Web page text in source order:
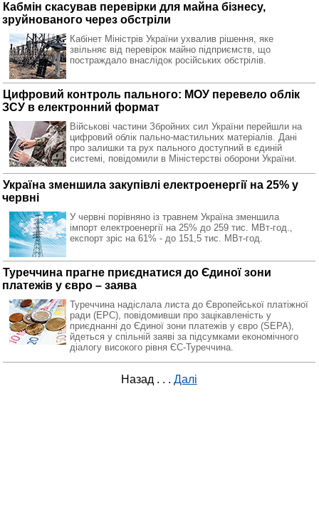
Кабмін скасував перевірки для майна бізнесу,
зруйнованого через обстріли
Кабінет Міністрів України ухвалив рішення, яке
звільняє від перевірок майно підприємств, що
постраждало внаслідок російських обстрілів.
Цифровий контроль пального: МОУ перевело облік
ЗСУ в електронний формат
Військові частини Збройних сил України перейшли на
цифровий облік пально-мастильних матеріалів. Дані
про залишки та рух пального доступний в єдиній
системі, повідомили в Міністерстві оборони України.
Україна зменшила закупівлі електроенергії на 25% у
червні
У червні порівняно із травнем Україна зменшила
імпорт електроенергії на 25% до 259 тис. МВт-год.,
експорт зріс на 61% - до 151,5 тис. МВт-год.
Туреччина прагне приєднатися до Єдиної зони
платежів у євро – заява
Туреччина надіслала листа до Європейської платіжної
ради (EPC), повідомивши про зацікавленість у
приєднанні до Єдиної зони платежів у євро (SEPA),
йдеться у спільній заяві за підсумками економічного
діалогу високого рівня ЄС-Туреччина.
Назад . . . Далі